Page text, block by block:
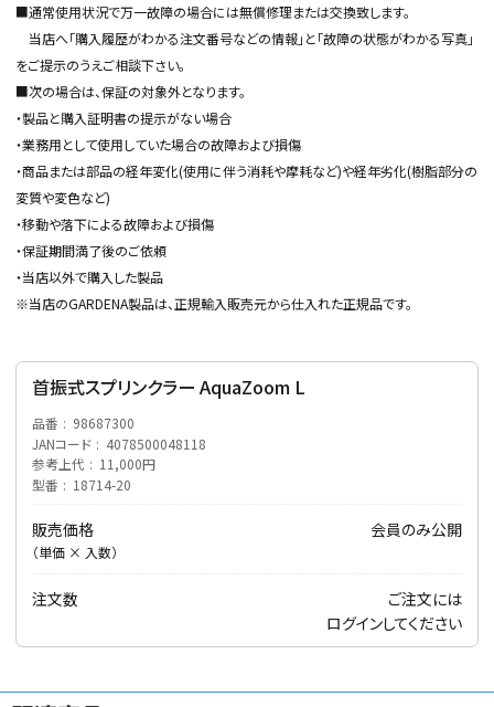
アーチ・トレリス
■通常使用状況で万一故障の場合には無償修理または交換致します。
当店へ「購入履歴がわかる注文番号などの情報」と「故障の状態がわかる写真」
をご提示のうえご相談下さい。
■次の場合は、保証の対象外となります。
・製品と購入証明書の提示がない場合
・業務用として使用していた場合の故障および損傷
・商品または部品の経年変化(使用に伴う消耗や摩耗など)や経年劣化(樹脂部分の
変質や変色など)
・移動や落下による故障および損傷
・保証期間満了後のご依頼
・当店以外で購入した製品
※当店のGARDENA製品は、正規輸入販売元から仕入れた正規品です。
首振式スプリンクラー AquaZoom L
品番
98687300
JANコード
4078500048118
参考上代
11,000円
型番
18714-20
販売価格
（単価 × 入数）
会員のみ公開
注文数
ご注文には
ログインしてください